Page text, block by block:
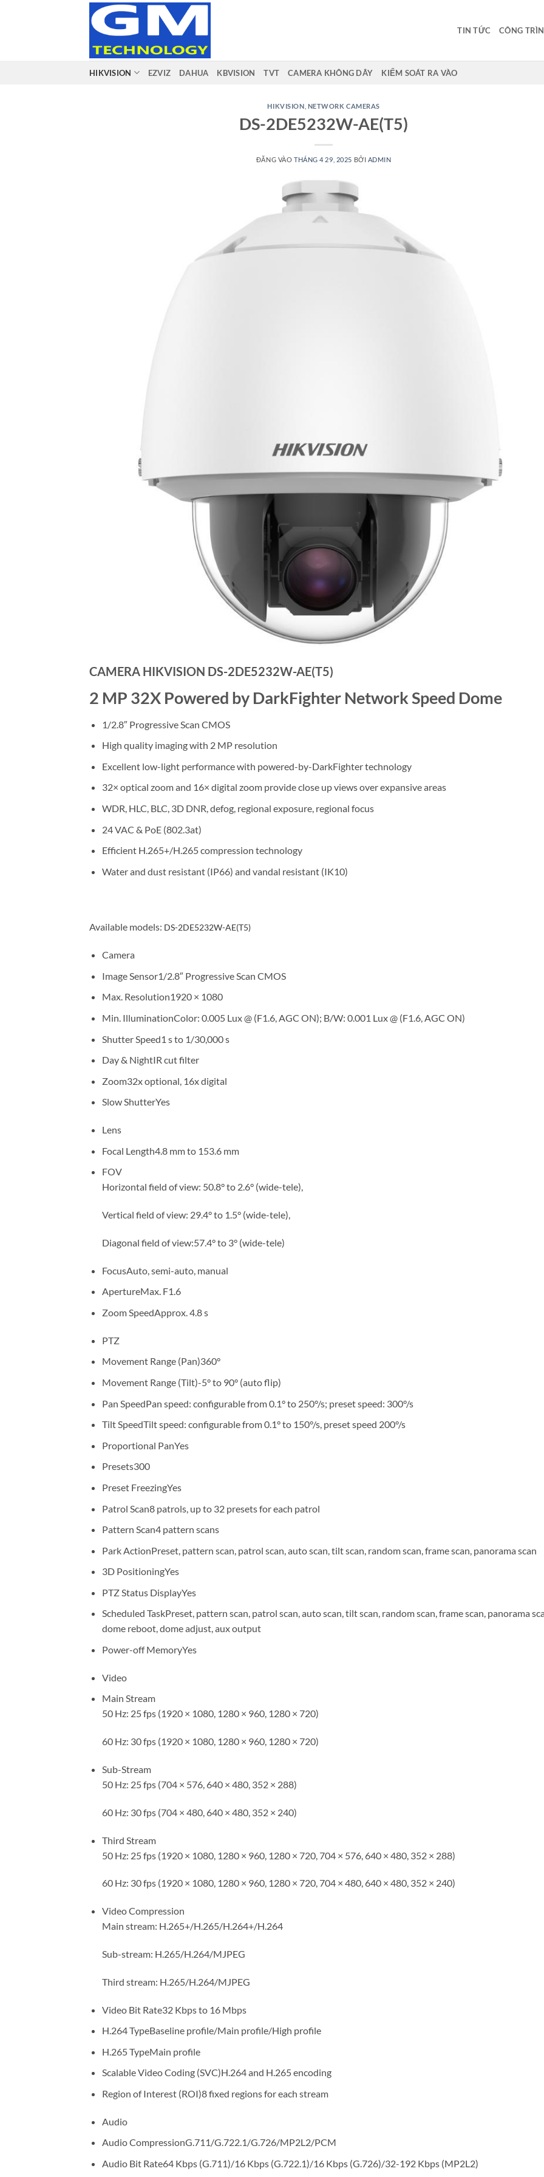
TIN TỨC CÔNG
HIKVISION EZVIZ DAHUA KBVISION TVT CAMERA KHÔNG DÂY KIỂM SOÁT RA VÀO
HIKVISION NETWORK CAMERAS
DS-2DE5232W-AE(T5)
ĐĂNG VÀO THÁNG 4 29, 2025 BỞI ADMIN
CAMERA HIKVISION DS-2DE5232W-AE(T5)
2 MP 32X Powered by DarkFighter Network Speed Dome
1/2.8″ Progressive Scan CMOS
High quality imaging with 2 MP resolution
Excellent low-light performance with powered-by-DarkFighter technology
32× optical zoom and 16× digital zoom provide close up views over expansive areas
WDR, HLC, BLC, 3D DNR, defog, regional exposure, regional focus
24 VAC & PoE (802.3at)
Efficient H.265+/H.265 compression technology
Water and dust resistant (IP66) and vandal resistant (IK10)
Available models: DS-2DE5232W-AE(T5)
Camera
Image Sensor1/2.8″ Progressive Scan CMOS
Max. Resolution1920 × 1080
Min. IlluminationColor: 0.005 Lux @ (F1.6, AGC ON); B/W: 0.001 Lux @ (F1.6, AGC ON)
Shutter Speed1 s to 1/30,000 s
Day & NightIR cut filter
Zoom32x optional, 16x digital
Slow ShutterYes
Lens
Focal Length4.8 mm to 153.6 mm
FOV
Horizontal field of view: 50.8° to 2.6° (wide-tele),
Vertical field of view: 29.4° to 1.5° (wide-tele),
Diagonal field of view:57.4° to 3° (wide-tele)
FocusAuto, semi-auto, manual
ApertureMax. F1.6
Zoom SpeedApprox. 4.8 s
PTZ
Movement Range (Pan)360°
Movement Range (Tilt)-5° to 90° (auto flip)
Pan SpeedPan speed: configurable from 0.1° to 250°/s; preset speed: 300°/s
Tilt SpeedTilt speed: configurable from 0.1° to 150°/s, preset speed 200°/s
Proportional PanYes
Presets300
Preset FreezingYes
Patrol Scan8 patrols, up to 32 presets for each patrol
Pattern Scan4 pattern scans
Park ActionPreset, pattern scan, patrol scan, auto scan, tilt scan, random scan, frame scan, panorama scan
3D PositioningYes
PTZ Status DisplayYes
Scheduled TaskPreset, pattern scan, patrol scan, auto scan, tilt scan, random scan, frame scan, panorama
dome reboot, dome adjust, aux output
Power-off MemoryYes
Video
Main Stream
50 Hz: 25 fps (1920 × 1080, 1280 × 960, 1280 × 720)
60 Hz: 30 fps (1920 × 1080, 1280 × 960, 1280 × 720)
Sub-Stream
50 Hz: 25 fps (704 × 576, 640 × 480, 352 × 288)
60 Hz: 30 fps (704 × 480, 640 × 480, 352 × 240)
Third Stream
50 Hz: 25 fps (1920 × 1080, 1280 × 960, 1280 × 720, 704 × 576, 640 × 480, 352 × 288)
60 Hz: 30 fps (1920 × 1080, 1280 × 960, 1280 × 720, 704 × 480, 640 × 480, 352 × 240)
Video Compression
Main stream: H.265+/H.265/H.264+/H.264
Sub-stream: H.265/H.264/MJPEG
Third stream: H.265/H.264/MJPEG
Video Bit Rate32 Kbps to 16 Mbps
H.264 TypeBaseline profile/Main profile/High profile
H.265 TypeMain profile
Scalable Video Coding (SVC)H.264 and H.265 encoding
Region of Interest (ROI)8 fixed regions for each stream
Audio
Audio CompressionG.711/G.722.1/G.726/MP2L2/PCM
Audio Bit Rate64 Kbps (G.711)/16 Kbps (G.722.1)/16 Kbps (G.726)/32-192 Kbps (MP2L2)